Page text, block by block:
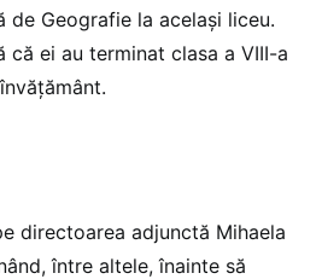
de Geografie la același liceu.
că ei au terminat clasa a VIII-a
directoarea adjunctă Mihaela
între altele, înainte să